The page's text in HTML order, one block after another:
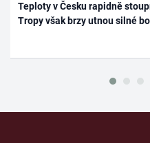
Teploty v Česku rapidně
Tropy však brzy utnou silné